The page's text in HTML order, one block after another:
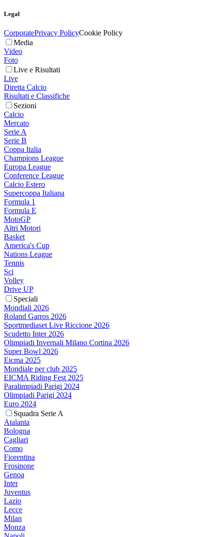
Legal
CorporatePrivacy PolicyCookie Policy
Media
Video
Foto
Live e Risultati
Live
Diretta Calcio
Risultati e Classifiche
Sezioni
Calcio
Mercato
Serie A
Serie B
Coppa Italia
Champions League
Europa League
Conference League
Calcio Estero
Supercoppa Italiana
Formula 1
Formula E
MotoGP
Altri Motori
Basket
America's Cup
Nations League
Tennis
Sci
Volley
Drive UP
Speciali
Mondiali 2026
Roland Garros 2026
Sportmediaset Live Riccione 2026
Scudetto Inter 2026
Olimpiadi Invernali Milano Cortina 2026
Super Bowl 2026
Eicma 2025
Mondiale per club 2025
EICMA Riding Fest 2025
Paralimpiadi Parigi 2024
Olimpiadi Parigi 2024
Euro 2024
Squadra Serie A
Atalanta
Bologna
Cagliari
Como
Fiorentina
Frosinone
Genoa
Inter
Juventus
Lazio
Lecce
Milan
Monza